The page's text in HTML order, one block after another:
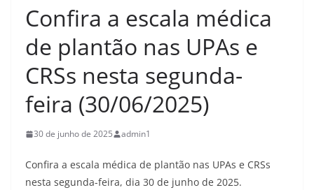
Confira a escala médica
de plantão nas UPAs e
CRSs nesta segunda-
feira (30/06/2025)
30 de junho de 2025 admin1
Confira a escala médica de plantão nas UPAs e CRSs
nesta segunda-feira, dia 30 de junho de 2025.